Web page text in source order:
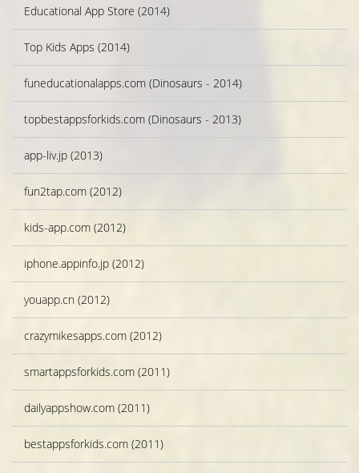
Educational App Store (2014)
Top Kids Apps (2014)
funeducationalapps.com (Dinosaurs - 2014)
topbestappsforkids.com (Dinosaurs - 2013)
app-liv.jp (2013)
fun2tap.com (2012)
kids-app.com (2012)
iphone.appinfo.jp (2012)
youapp.cn (2012)
crazymikesapps.com (2012)
smartappsforkids.com (2011)
dailyappshow.com (2011)
bestappsforkids.com (2011)